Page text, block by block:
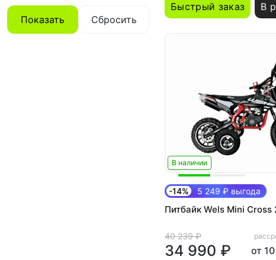
Показать Сбросить
Быстрый заказ В
В наличии
-14% 5 249 ₽ выгода
Питбайк Wels Mini Cross
40 239 ₽
34 990 ₽ от